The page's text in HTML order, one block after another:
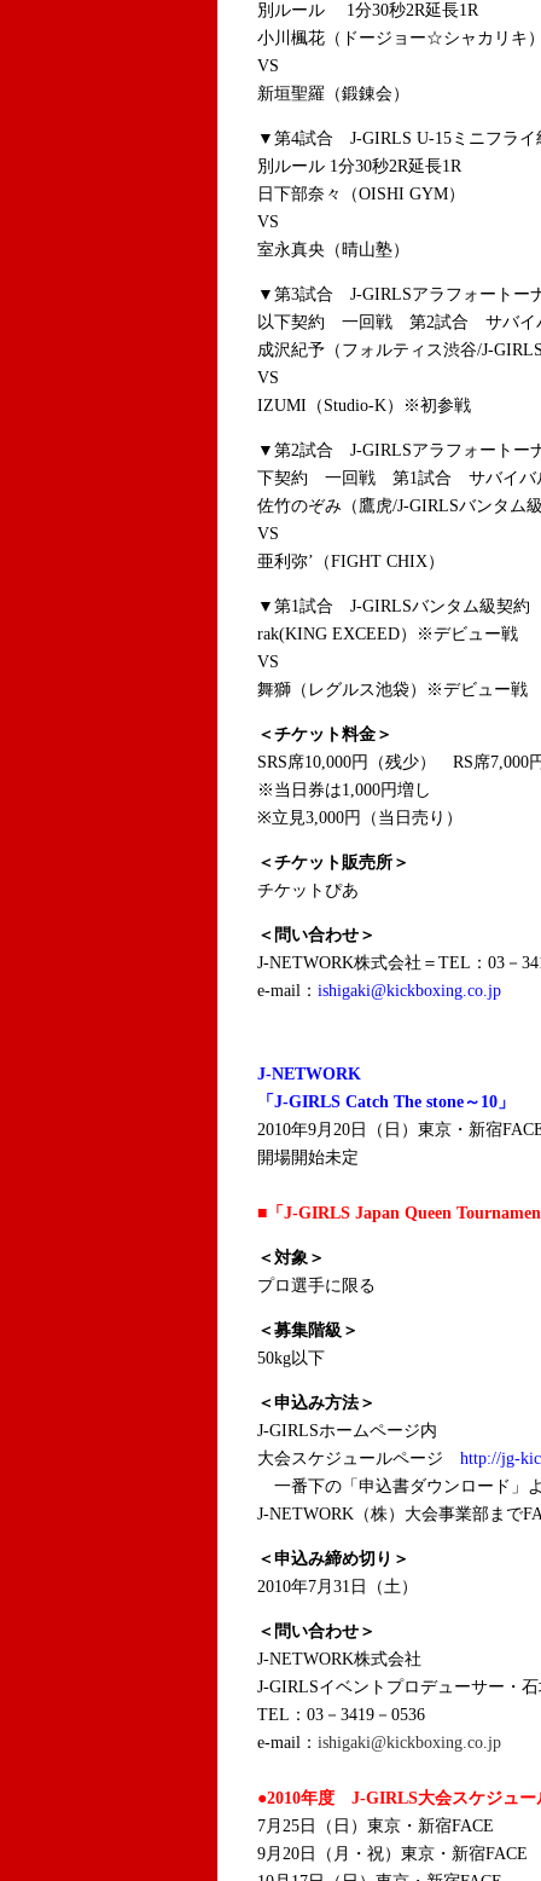
別ルール 1分30秒2R延長1R
小川楓花（ドージョー☆シャカリキ
VS
新垣聖羅（鍛錬会）
▼第4試合 J-GIRLS U-15ミニフラ
別ルール 1分30秒2R延長1R
日下部奈々（OISHI GYM）
VS
室永真央（晴山塾）
▼第3試合 J-GIRLSアラフォートー
以下契約 一回戦 第2試合 サバイ
成沢紀予（フォルティス渋谷/J-
VS
IZUMI（Studio-K）※初参戦
▼第2試合 J-GIRLSアラフォートー
下契約 一回戦 第1試合 サバイバ
佐竹のぞみ（鷹虎/J-GIRLSバンタム
VS
亜利弥’（FIGHT CHIX）
▼第1試合 J-GIRLSバンタム級契約
rak(KING EXCEED）※デビュー戦
VS
舞獅（レグルス池袋）※デビュー
＜チケット料金＞
SRS席10,000円（残少） RS席
※当日券は1,000円増し
※立見3,000円（当日売り）
＜チケット販売所＞
チケットぴあ
＜問い合わせ＞
J-NETWORK株式会社＝TEL：03－
e-mail： ishigaki@kickboxing.co.jp
J-NETWORK
「J-GIRLS Catch The stone～10」
2010年9月20日（日）東京・新宿
開場開始未定
■「J-GIRLS Japan Queen
＜対象＞
プロ選手に限る
＜募集階級＞
50kg以下
＜申込み方法＞
J-GIRLSホームページ内
大会スケジュールページ http://jg-
一番下の「申込書ダウンロード」
J-NETWORK（株）大会事業部まで
＜申込み締め切り＞
2010年7月31日（土）
＜問い合わせ＞
J-NETWORK株式会社
J-GIRLSイベントプロデューサー・
TEL：03－3419－0536
e-mail： ishigaki@kickboxing.co.jp
●2010年度 J-GIRLS大会スケジュー
7月25日（日）東京・新宿FACE
9月20日（月・祝）東京・新宿FACE